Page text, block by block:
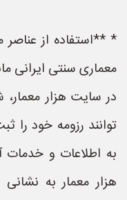
* **استفاده از عناصر
معماری سنتی ایرانی
در سایت هزار
توانند رزومه خود را
به اطلاعات و خدمات